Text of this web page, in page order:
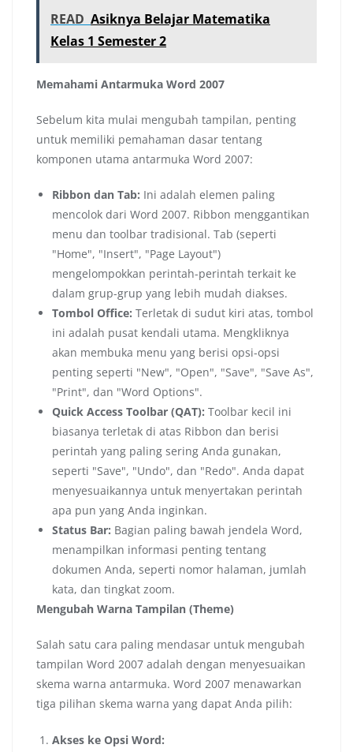
READ Asiknya Belajar Matematika
Kelas 1 Semester 2
Memahami Antarmuka Word 2007
Sebelum kita mulai mengubah tampilan, penting
untuk memiliki pemahaman dasar tentang
komponen utama antarmuka Word 2007:
Ribbon dan Tab: Ini adalah elemen paling
mencolok dari Word 2007. Ribbon menggantikan
menu dan toolbar tradisional. Tab (seperti
"Home", "Insert", "Page Layout")
mengelompokkan perintah-perintah terkait ke
dalam grup-grup yang lebih mudah diakses.
Tombol Office: Terletak di sudut kiri atas, tombol
ini adalah pusat kendali utama. Mengkliknya
akan membuka menu yang berisi opsi-opsi
penting seperti "New", "Open", "Save", "Save As",
"Print", dan "Word Options".
Quick Access Toolbar (QAT): Toolbar kecil ini
biasanya terletak di atas Ribbon dan berisi
perintah yang paling sering Anda gunakan,
seperti "Save", "Undo", dan "Redo". Anda dapat
menyesuaikannya untuk menyertakan perintah
apa pun yang Anda inginkan.
Status Bar: Bagian paling bawah jendela Word,
menampilkan informasi penting tentang
dokumen Anda, seperti nomor halaman, jumlah
kata, dan tingkat zoom.
Mengubah Warna Tampilan (Theme)
Salah satu cara paling mendasar untuk mengubah
tampilan Word 2007 adalah dengan menyesuaikan
skema warna antarmuka. Word 2007 menawarkan
tiga pilihan skema warna yang dapat Anda pilih:
Akses ke Opsi Word: